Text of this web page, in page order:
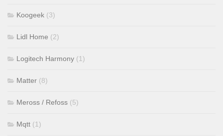
Koogeek (3)
Lidl Home (2)
Logitech Harmony (1)
Matter (8)
Meross / Refoss (5)
Mqtt (1)